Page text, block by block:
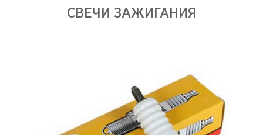
СВЕЧИ ЗАЖИГАНИЯ